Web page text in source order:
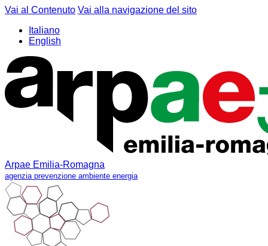
Vai al Contenuto Vai alla navigazione del sito
Italiano
English
Arpae Emilia-Romagna
agenzia prevenzione ambiente energia